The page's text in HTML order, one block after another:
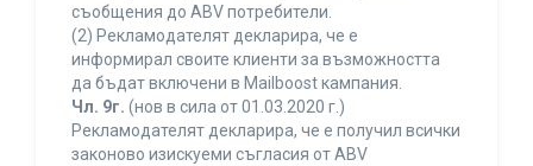
съобщения до ABV потребители.
(2) Рекламодателят декларира, че е
информирал своите клиенти за възможността
да бъдат включени в Mailboost кампания.
Чл. 9г. (нов в сила от 01.03.2020 г.)
Рекламодателят декларира, че е получил всички
законово изискуеми съгласия от ABV